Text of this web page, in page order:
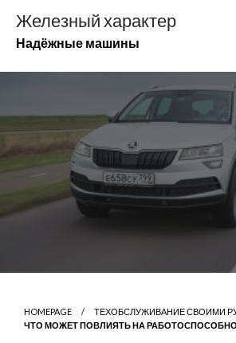
содержимому
Железный характер
Надёжные машины
HOMEPAGE
ТЕХОБСЛУЖИВАНИЕ СВОИМИ
ЧТО МОЖЕТ ПОВЛИЯТЬ НА